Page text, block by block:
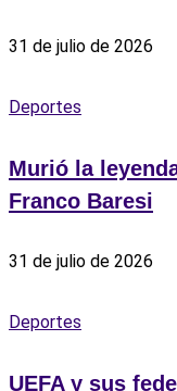
31 de julio de 2026
Deportes
Murió la
Franco Baresi
31 de julio de 2026
Deportes
UEFA y sus